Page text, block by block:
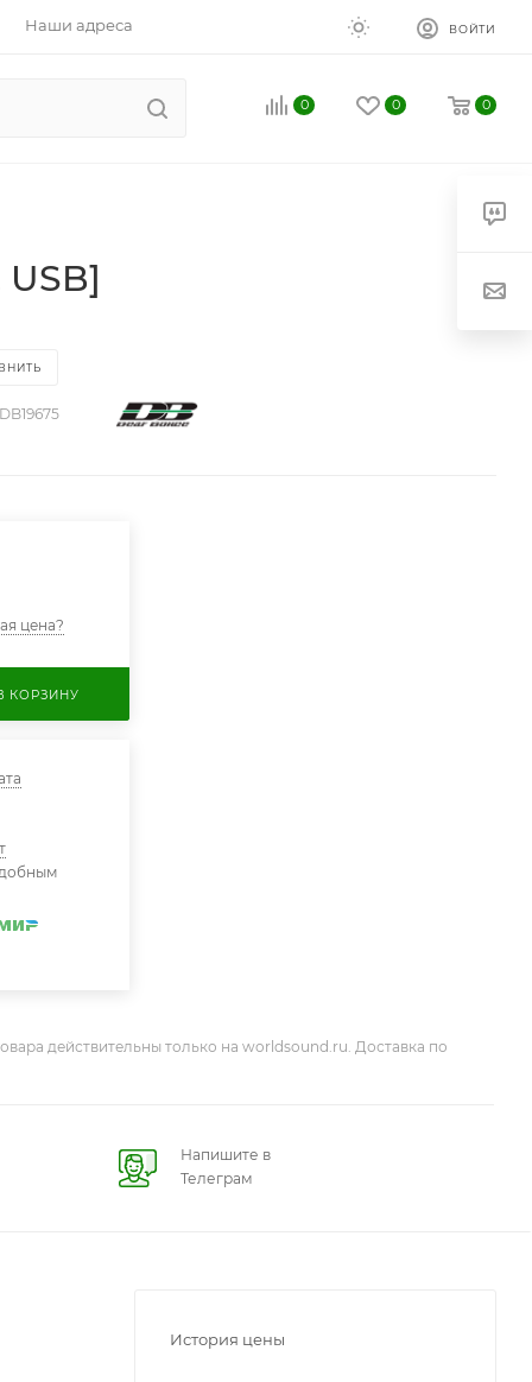
Наши адреса ВОЙТИ
0 0 0
DB19675
цена?
КОРЗИНУ
действительны только на worldsound.ru. Доставка по
Напишите в
Телеграм
История цены